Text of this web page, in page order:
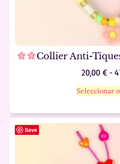
Collier Anti-
20,00 € -
Seleccionar
Save